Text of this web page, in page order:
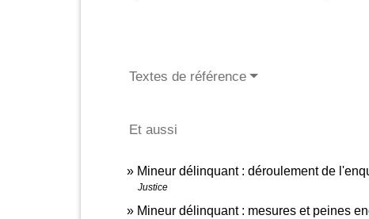
Textes de référence
Et aussi
Mineur délinquant : déroulement de
Justice
Mineur délinquant : mesures et peines